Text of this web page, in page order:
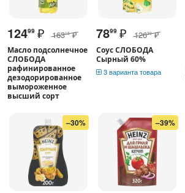
12499 ₽ 16315 ₽
Масло подсолнечное
СЛОБОДА
рафинированное
дезодорированное
вымороженное
высший сорт
7899 ₽ 12639 ₽
Соус СЛОБОДА
Сырный 60%
3 варианта товара
–30% –39%